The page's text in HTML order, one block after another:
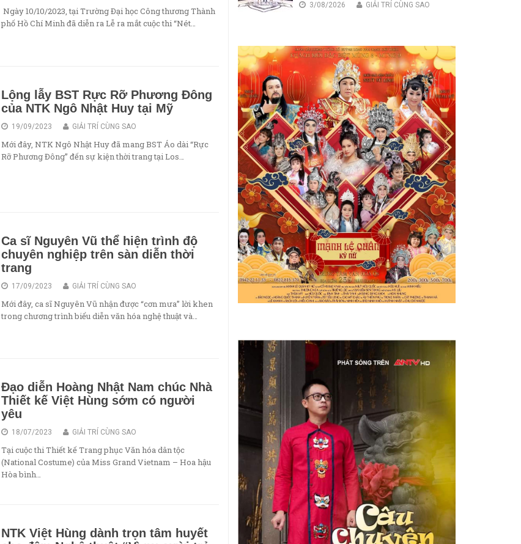
Ngày 10/10/2023, tại Trường Đại học Công thương Thành
phố Hồ Chí Minh đã diễn ra Lễ ra mắt cuộc thi “Nét…
Lộng lẫy BST Rực Rỡ Phương Đông
của NTK Ngô Nhật Huy tại Mỹ
19/09/2023 GIẢI TRÍ CÙNG SAO
Mới đây, NTK Ngô Nhật Huy đã mang BST Áo dài “Rực
Rỡ Phương Đông” đến sự kiện thời trang tại Los…
Ca sĩ Nguyên Vũ thể hiện trình độ
chuyên nghiệp trên sàn diễn thời
trang
17/09/2023 GIẢI TRÍ CÙNG SAO
Mới đây, ca sĩ Nguyên Vũ nhận được “cơn mưa” lời khen
trong chương trình biểu diễn văn hóa nghệ thuật và…
Đạo diễn Hoàng Nhật Nam chúc Nhà
Thiết kế Việt Hùng sớm có người
yêu
18/07/2023 GIẢI TRÍ CÙNG SAO
Tại cuộc thi Thiết kế Trang phục Văn hóa dân tộc
(National Costume) của Miss Grand Vietnam – Hoa hậu
Hòa bình…
NTK Việt Hùng dành trọn tâm huyết
3/08/2026 GIẢI TRÍ CÙNG SAO